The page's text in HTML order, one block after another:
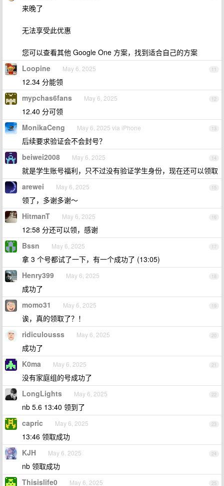
来晚了
无法享受此优惠
您可以查看其他 Google One 方案，找到适合自己的方案
11
Loopine May 6, 2025
12.34 分能领
12
mypchas6fans May 6, 2025
12.40 分可领
13
MonikaCeng May 6, 2025 via iPhone
后续要求验证会不会封号？
14
beiwei2008 May 6, 2025
就是学生账号福利，只不过没有验证学生身份，现在还可以领取
15
arewei May 6, 2025
领了，多谢多谢～
16
HitmanT May 6, 2025
12:58 分还可以领，感谢
17
Bssn May 6, 2025
拿 3 个号都试了一下，有一个成功了 (13:05)
18
Henry399 May 6, 2025
成功了
19
momo31 May 6, 2025
诶，真的领取了？！
20
ridiculousss May 6, 2025
成功了
21
K0ma May 6, 2025
没有家庭组的号成功了
22
LongLights May 6, 2025
nb 5.6 13:40 领到了
23
capric May 6, 2025
13:46 领取成功
24
KJH May 6, 2025
nb 领取成功
25
Thisislife0 May 6, 2025